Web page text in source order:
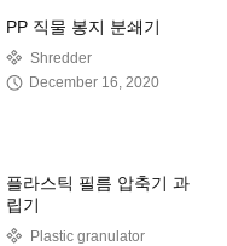
PP 직물 봉지 분쇄기
Shredder
December 16, 2020
플라스틱 필름 압축기 과
립기
Plastic granulator